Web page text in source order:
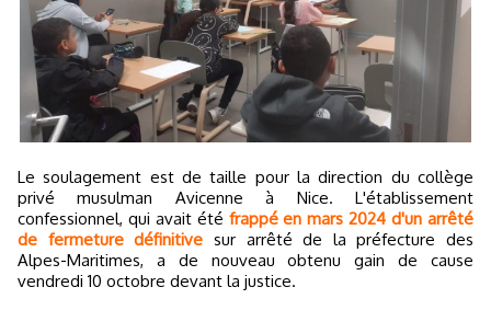
Le soulagement est de taille pour la direction du collège
privé musulman Avicenne à Nice. L'établissement
confessionnel, qui avait été frappé en mars 2024 d'un arrêté
de fermeture définitive sur arrêté de la préfecture des
Alpes-Maritimes, a de nouveau obtenu gain de cause
vendredi 10 octobre devant la justice.